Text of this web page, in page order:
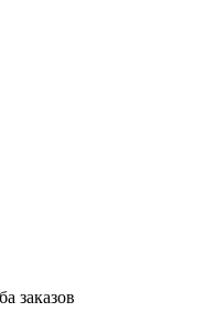
заказов